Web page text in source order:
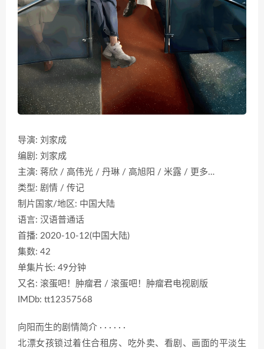
导演: 刘家成
编剧: 刘家成
主演: 蒋欣 / 高伟光 / 丹琳 / 高旭阳 / 米露 / 更多…
类型: 剧情 / 传记
制片国家/地区: 中国大陆
语言: 汉语普通话
首播: 2020-10-12(中国大陆)
集数: 42
单集片长: 49分钟
又名: 滚蛋吧！肿瘤君 / 滚蛋吧！肿瘤君电视剧版
IMDb: tt12357568
向阳而生的剧情简介 · · · · · ·
北漂女孩锁过着住合租房、吃外卖、看剧、画面的平淡生